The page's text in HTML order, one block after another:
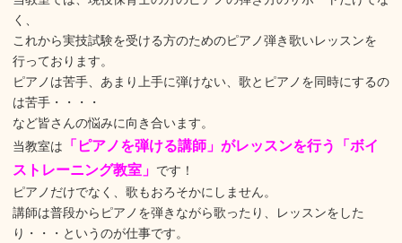
く、
これから実技試験を受ける方のためのピアノ弾き歌いレッスンを
行っております。
ピアノは苦手、あまり上手に弾けない、歌とピアノを同時にするの
は苦手・・・・
など皆さんの悩みに向き合います。
当教室は 「ピアノを弾ける講師」がレッスンを行う「ボイ
ストレーニング教室」 です！
ピアノだけでなく、歌もおろそかにしません。
講師は普段からピアノを弾きながら歌ったり、レッスンをした
り・・・というのが仕事です。